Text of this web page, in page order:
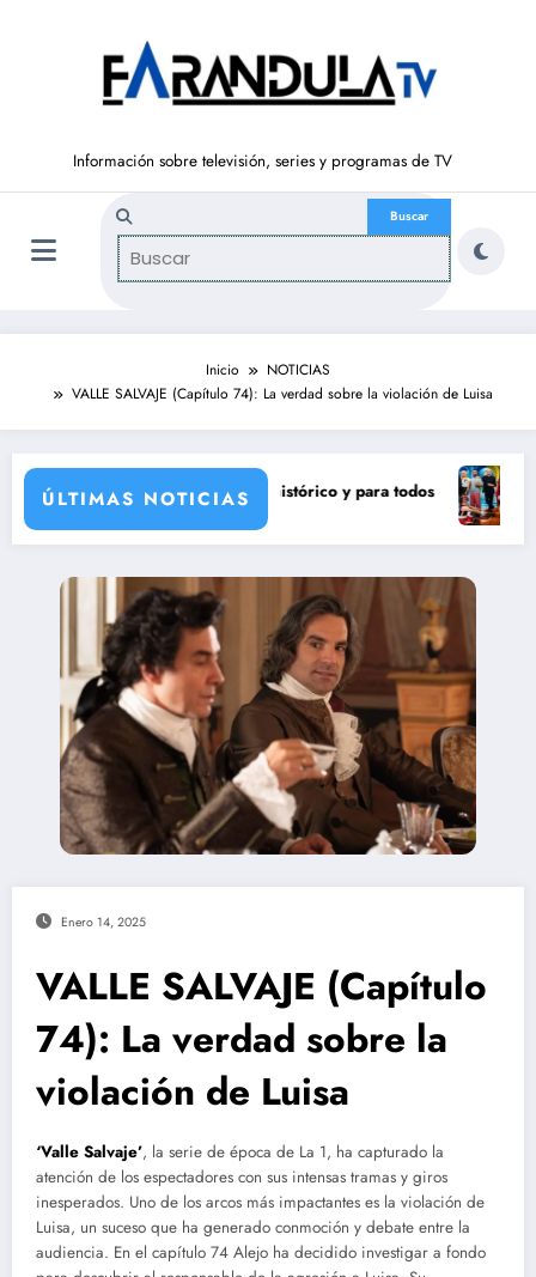
Información sobre televisión, series y programas de TV
Inicio
NOTICIAS
VALLE SALVAJE (Capítulo 74): La verdad sobre la violación de Luisa
ÚLTIMAS NOTICIAS
prepara un eclipse solar histórico y para todos Pravia y
Enero 14, 2025
VALLE SALVAJE (Capítulo
74): La verdad sobre la
violación de Luisa
‘Valle Salvaje’, la serie de época de La 1, ha capturado la
atención de los espectadores con sus intensas tramas y giros
inesperados. Uno de los arcos más impactantes es la violación de
Luisa, un suceso que ha generado conmoción y debate entre la
audiencia. En el capítulo 74 Alejo ha decidido investigar a fondo